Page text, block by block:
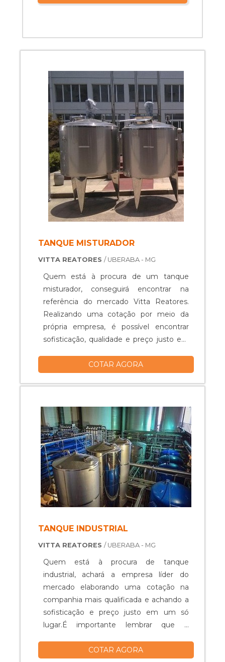
TANQUE MISTURADOR
VITTA REATORES / UBERABA - MG
Quem está à procura de um tanque
misturador, conseguirá encontrar na
referência do mercado Vitta Reatores.
Realizando uma cotação por meio da
própria empresa, é possível encontrar
sofisticação, qualidade e preço justo em
misturador, com os colaboradores da
benefício com equipamentos específicos
mais diversos tipos de prod...
COTAR AGORA
TANQUE INDUSTRIAL
VITTA REATORES / UBERABA - MG
Quem está à procura de tanque
industrial, achará a empresa líder do
mercado elaborando uma cotação na
companhia mais qualificada e achando a
sofisticação e preço justo em um só
lugar.É importante lembrar que o
empresas especializadas. Esse tipo de
COTAR AGORA